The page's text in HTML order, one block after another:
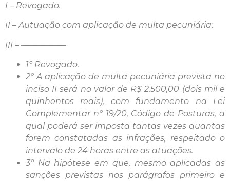
I – Revogado.
II – Autuação com aplicação de multa pecuniária;
III – —————–
1º Revogado.
2º A aplicação de multa pecuniária prevista no
inciso II será no valor de R$ 2.500,00 (dois mil e
quinhentos reais), com fundamento na Lei
Complementar nº 19/20, Código de Posturas, a
qual poderá ser imposta tantas vezes quantas
forem constatadas as infrações, respeitado o
intervalo de 24 horas entre as atuações.
3º Na hipótese em que, mesmo aplicadas as
sanções previstas nos parágrafos primeiro e